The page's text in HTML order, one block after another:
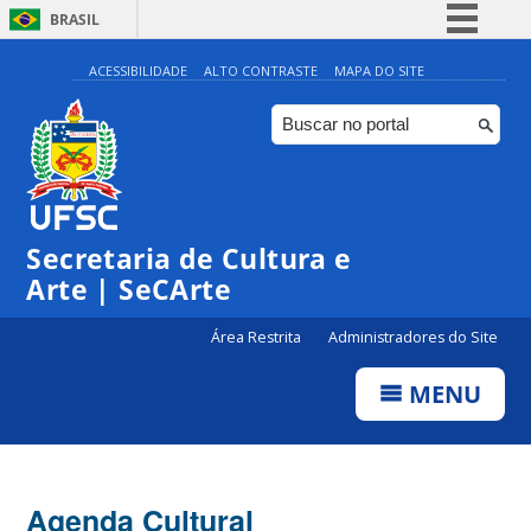
BRASIL
Simplifique!
Comunica BR
Participe
ACESSIBILIDADE ALTO CONTRASTE MAPA DO SITE
Secretaria de Cultura e
Arte | SeCArte
Área Restrita Administradores do Site
MENU
Agenda Cultural